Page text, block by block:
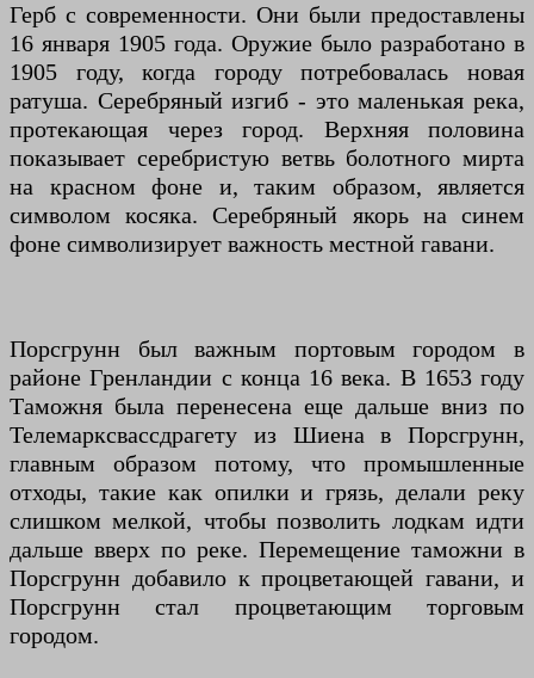
Герб с современности. Они были предоставлены
16 января 1905 года. Оружие было разработано в
1905 году, когда городу потребовалась новая
ратуша. Серебряный изгиб - это маленькая река,
протекающая через город. Верхняя половина
показывает серебристую ветвь болотного мирта
на красном фоне и, таким образом, является
символом косяка. Серебряный якорь на синем
фоне символизирует важность местной гавани.
Порсгрунн был важным портовым городом в
районе Гренландии с конца 16 века. В 1653 году
Таможня была перенесена еще дальше вниз по
Телемарксвассдрагету из Шиена в Порсгрунн,
главным образом потому, что промышленные
отходы, такие как опилки и грязь, делали реку
слишком мелкой, чтобы позволить лодкам идти
дальше вверх по реке. Перемещение таможни в
Порсгрунн добавило к процветающей гавани, и
Порсгрунн стал процветающим торговым
городом.